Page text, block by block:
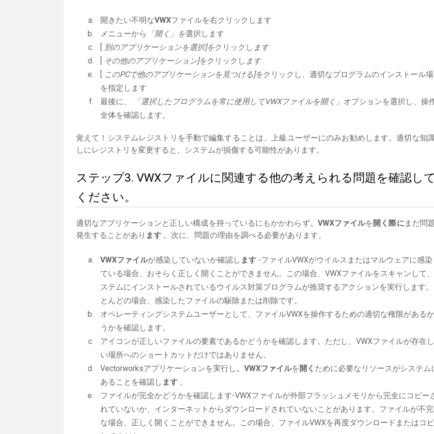
開きたい不明なVWXファイルを右クリックします
メニューから
「開く」を選択します
[ 別のアプリケーションを選択]をクリックし ます
[ その他のアプリケーション]をクリックし ます
[ このPCで他のアプリケーションを見つける]をクリックし、適切なプログラムのインストール
を指定します
最後に、
「選択したプログラムを常に使用してVWXファイルを開く」 オプションを選択し、操
全体を確認します。
覚えて！システムレジストリを手動で編集することは、上級ユーザーにのみお勧めします。適切な知
しにレジストリを変更すると、システムが損傷する可能性があります。
ステップ3. VWXファイルに関連する他の考えられる問題を確認して
ください。
適切なアプリケーションと正しい構成を持っているにもかかわらず、VWXファイルを 開く際に まだ問
発生することがあり ます 。次に、問題の理由を調べる必要があります。
VWXファイルが感染していないか確認し ます -ファイルVWXがウイルスまたはマルウェアに感染
ている場合、おそらく正しく開くことができません。この場合、VWXファイルをスキャンして
ステムにインストールされているウイルス対策プログラムが推奨するアクションを実行します
とんどの場合、感染したファイルの駆除または削除です。
オペレーティングシステムユーザーとして、ファイルVWXを操作するための適切な権限がある
うかを確認します。
アイコンが正しいファイルの要素であるかどうかを確認します。ただし、VWXファイルが存在
い場所へのショートカットだけではありません。
Vectorworksアプリケーションを実行し、VWXファイルを 開く ために必要なリソースがシステム
あることを確認し ます 。
ファイルが完全かどうかを確認します-VWXファイルが外部フラッシュメモリから完全にコピー
れていないか、インターネットからダウンロードされていないことがあります。ファイルが不
な場合、正しく開くことができません。この場合、ファイルVWXを再度ダウンロードまたはコ